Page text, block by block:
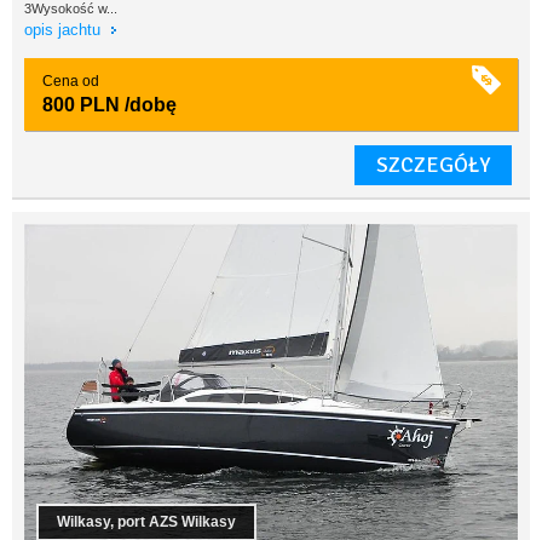
3Wysokość w...
opis jachtu
Cena od
800 PLN /dobę
SZCZEGÓŁY
Wilkasy, port AZS Wilkasy